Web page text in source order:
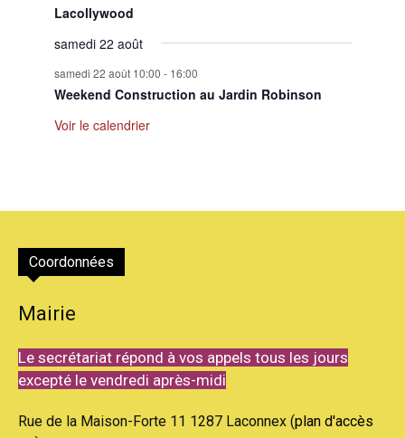
Lacollywood
samedi 22 août
samedi 22 août 10:00 - 16:00
Weekend Construction au Jardin Robinson
Voir le calendrier
Coordonnées
Mairie
Le secrétariat répond à vos appels tous les jours
excepté le vendredi après-midi
Rue de la Maison-Forte 11 1287 Laconnex (plan d'accès